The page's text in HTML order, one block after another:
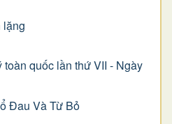
lặng
quốc lần thứ VII - Ngày
Ðau Và Từ Bỏ